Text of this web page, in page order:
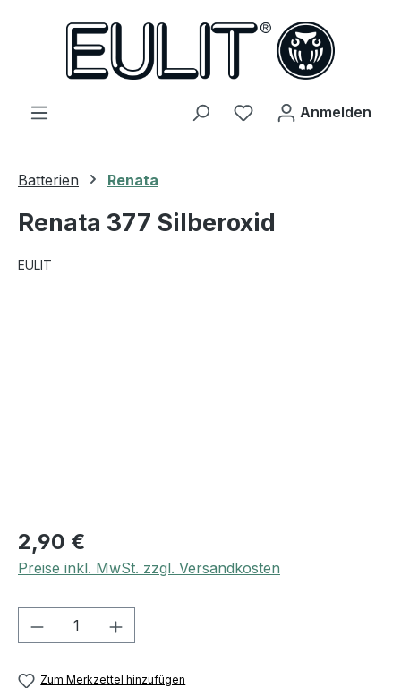
springen
Du hast 0 Produkte
Anmelden
Batterien Renata
Renata 377 Silberoxid
EULIT
2,90 €
Preise inkl. MwSt. zzgl. Versandkosten
Produkt Anzahl: Gib den
Zum Merkzettel hinzufügen